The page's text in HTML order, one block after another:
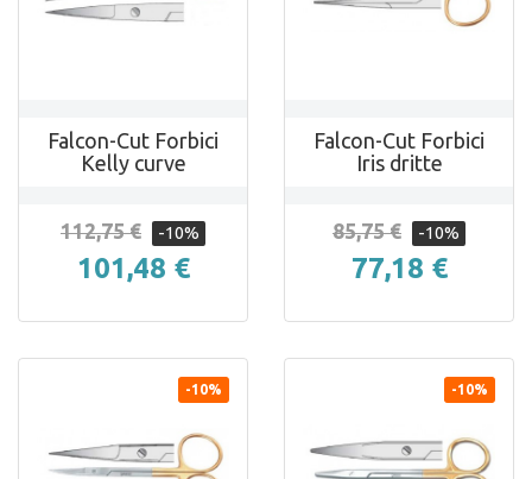
Falcon-Cut Forbici
Kelly curve
112,75 € -10%
101,48 €
Falcon-Cut Forbici
Iris dritte
85,75 € -10%
77,18 €
-10% -10%